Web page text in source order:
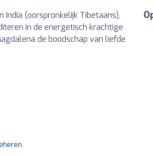
India (oorspronkelijk Tibetaans),
in de energetisch krachtige
de boodschap van liefde